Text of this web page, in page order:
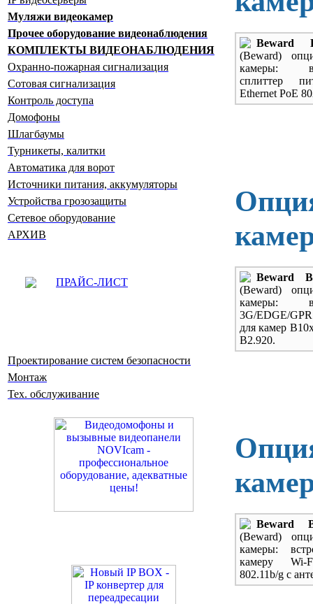
Муляжи видеокамер
Прочее оборудование видеонаблюдения
КОМПЛЕКТЫ ВИДЕОНАБЛЮДЕНИЯ
Охранно-пожарная сигнализация
Сотовая сигнализация
Контроль доступа
Домофоны
Шлагбаумы
Турникеты, калитки
Автоматика для ворот
Источники питания, аккумуляторы
Устройства грозозащиты
Сетевое оборудование
АРХИВ
ПРАЙС-ЛИСТ
Проектирование систем безопасности
Монтаж
Тех. обслуживание
Beward
(Beward)
камеры:
сплиттер
Ethernet PoE
Beward
(Beward)
камеры:
3G/EDGE/
для камер
B2.920.
Beward
(Beward)
камеры:
камеру Wi-
802.11b/g с